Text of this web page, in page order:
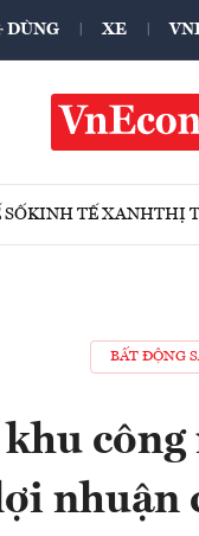
DÙNG XE
KINH TẾ XANHTHỊ
BẤT ĐỘNG
khu
nhuận